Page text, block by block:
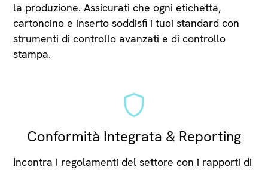
la produzione. Assicurati che ogni etichetta,
cartoncino e inserto soddisfi i tuoi standard con
strumenti di controllo avanzati e di controllo
stampa.
Conformità Integrata & Reporting
Incontra i regolamenti del settore con i rapporti di